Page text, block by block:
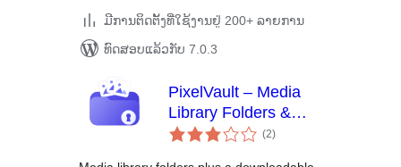
ມີການຕິດຕັ້ງທີ່ໃຊ້ງານຢູ່ 200+ ລາຍການ
ທົດສອບແລ້ວກັບ 7.0.3
PixelVault – Media
Library Folders &
Asset Manager
(2ຄະແນນ
ທັງໝົດ
)